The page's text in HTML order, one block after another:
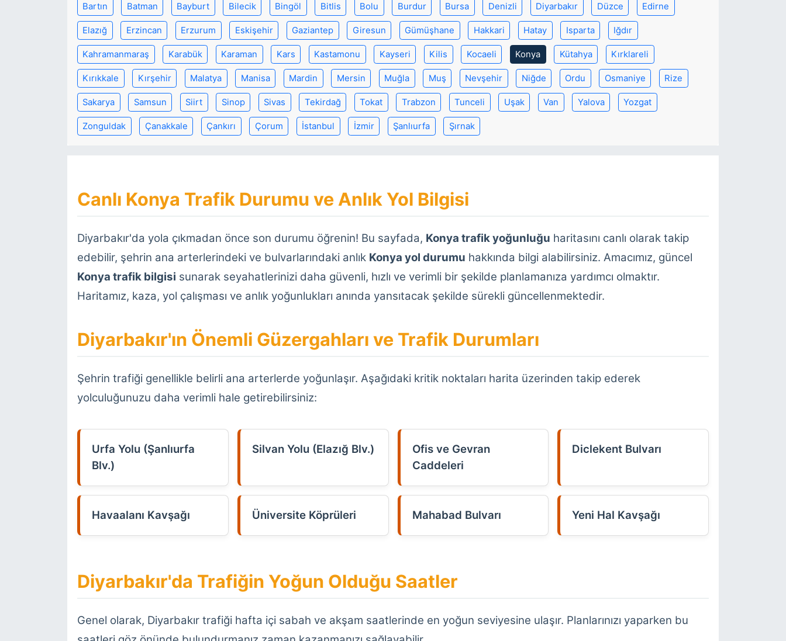
Bartın Batman Bayburt Bilecik Bingöl Bitlis Bolu Burdur Bursa Denizli Diyarbakır Düzce Edirne
Elazığ Erzincan Erzurum Eskişehir Gaziantep Giresun Gümüşhane Hakkari Hatay Isparta Iğdır
Kahramanmaraş Karabük Karaman Kars Kastamonu Kayseri Kilis Kocaeli Konya Kütahya Kırklareli
Kırıkkale Kırşehir Malatya Manisa Mardin Mersin Muğla Muş Nevşehir Niğde Ordu Osmaniye Rize
Sakarya Samsun Siirt Sinop Sivas Tekirdağ Tokat Trabzon Tunceli Uşak Van Yalova Yozgat
Zonguldak Çanakkale Çankırı Çorum İstanbul İzmir Şanlıurfa Şırnak
Canlı Konya Trafik Durumu ve Anlık Yol Bilgisi
Diyarbakır'da yola çıkmadan önce son durumu öğrenin! Bu sayfada, Konya trafik yoğunluğu haritasını canlı olarak takip
edebilir, şehrin ana arterlerindeki ve bulvarlarındaki anlık Konya yol durumu hakkında bilgi alabilirsiniz. Amacımız, güncel
Konya trafik bilgisi sunarak seyahatlerinizi daha güvenli, hızlı ve verimli bir şekilde planlamanıza yardımcı olmaktır.
Haritamız, kaza, yol çalışması ve anlık yoğunlukları anında yansıtacak şekilde sürekli güncellenmektedir.
Diyarbakır'ın Önemli Güzergahları ve Trafik Durumları
Şehrin trafiği genellikle belirli ana arterlerde yoğunlaşır. Aşağıdaki kritik noktaları harita üzerinden takip ederek
yolculuğunuzu daha verimli hale getirebilirsiniz:
Urfa Yolu (Şanlıurfa
Blv.)
Silvan Yolu (Elazığ Blv.)
Ofis ve Gevran
Caddeleri
Diclekent Bulvarı
Havaalanı Kavşağı Üniversite Köprüleri Mahabad Bulvarı Yeni Hal Kavşağı
Diyarbakır'da Trafiğin Yoğun Olduğu Saatler
Genel olarak, Diyarbakır trafiği hafta içi sabah ve akşam saatlerinde en yoğun seviyesine ulaşır. Planlarınızı yaparken bu